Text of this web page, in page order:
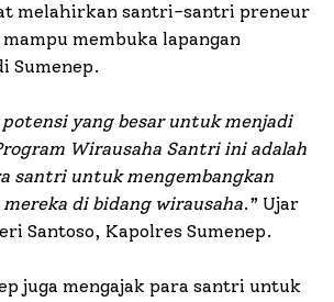
melahirkan santri-santri preneur
membuka lapangan
Sumenep.
yang besar untuk menjadi
Wirausaha Santri ini adalah
santri untuk mengembangkan
di bidang wirausaha.” Ujar
Santoso, Kapolres Sumenep.
juga mengajak para santri untuk